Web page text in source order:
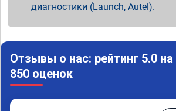
диагностики (Launch, Autel).
Отзывы о нас: рейтинг 5.0 на
850 оценок